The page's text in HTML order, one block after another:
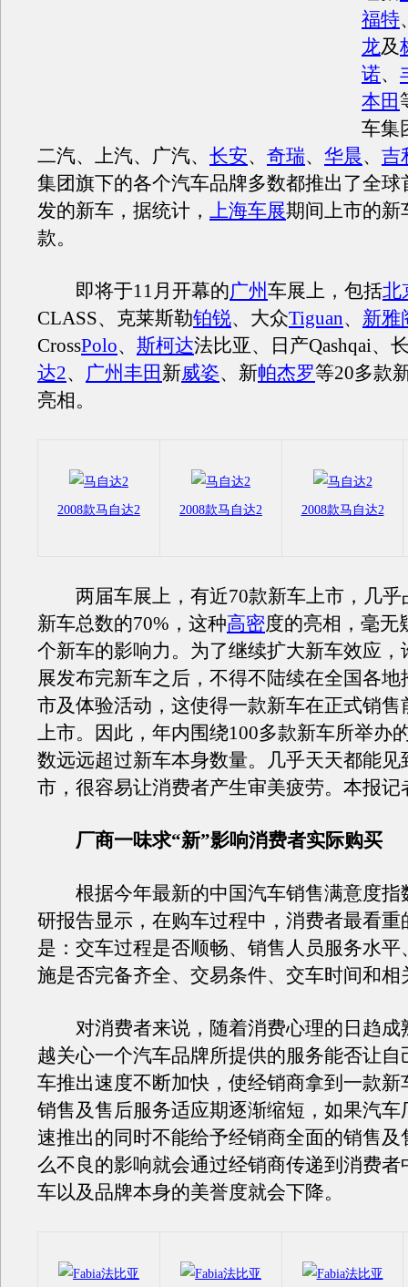
福特
龙及
诺、
本田
车集
二汽、上汽、广汽、 长安、 奇瑞、 华晨、 吉
集团旗下的各个汽车品牌多数都推出了全球
发的新车，据统计， 上海车展期间上市的新
款。
即将于11月开幕的广州车展上，包括北
CLASS、克莱斯勒铂锐、大众Tiguan、 新雅
CrossPolo、 斯柯达法比亚、日产Qashqai、
达2、 广州丰田 新威姿、新帕杰罗等20多款
亮相。
2008款马自达2 2008款马自达2 2008款马自达2
两届车展上，有近70款新车上市，几乎
新车总数的70%，这种高密度的亮相，毫无
个新车的影响力。为了继续扩大新车效应，
展发布完新车之后，不得不陆续在全国各地
市及体验活动，这使得一款新车在正式销售
上市。因此，年内围绕100多款新车所举办
数远远超过新车本身数量。几乎天天都能见
市，很容易让消费者产生审美疲劳。本报记
厂商一味求“新”影响消费者实际购买
根据今年最新的中国汽车销售满意度指
研报告显示，在购车过程中，消费者最看重
是：交车过程是否顺畅、销售人员服务水平
施是否完备齐全、交易条件、交车时间和相
对消费者来说，随着消费心理的日趋成
越关心一个汽车品牌所提供的服务能否让自
车推出速度不断加快，使经销商拿到一款新
销售及售后服务适应期逐渐缩短，如果汽车
速推出的同时不能给予经销商全面的销售及
么不良的影响就会通过经销商传递到消费者
车以及品牌本身的美誉度就会下降。